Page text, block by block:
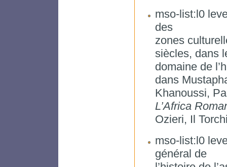
mso-list:l0
des
zones
siècles, dans
domaine de
dans
Khanoussi,
L’Africa
Ozieri, Il
mso-list:l0
général de